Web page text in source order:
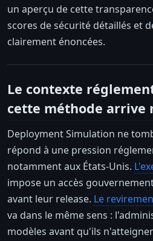
un aperçu de cette
scores de sécurité détaillés et
clairement énoncées.
Le contexte
cette méthode arrive
Deployment Simulation ne
répond à une pression
notamment aux États-Unis.
impose un accès
avant leur release. Le
va dans le même sens :
modèles avant qu'ils